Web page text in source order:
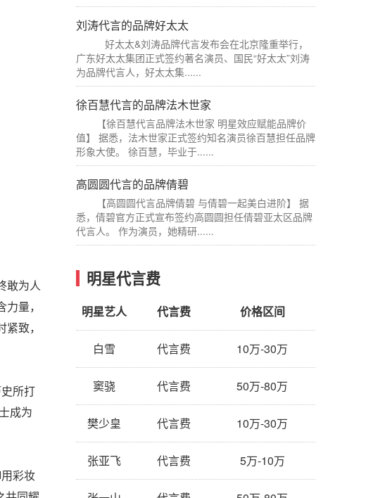
敢为人
量，
致，
所打
成为
彩妆
刘涛代言的品牌好太太
好太太&刘涛品牌代言发布会在北京隆重举行，
广东好太太集团正式签约著名演员、国民“好太太”刘涛
为品牌代言人，好太太集......
徐百慧代言的品牌法木世家
【徐百慧代言品牌法木世家 明星效应赋能品牌价
值】 据悉，法木世家正式签约知名演员徐百慧担任品牌
形象大使。 徐百慧，毕业于......
高圆圆代言的品牌倩碧
【高圆圆代言品牌倩碧 与倩碧一起美白进阶】 据
悉，倩碧官方正式宣布签约高圆圆担任倩碧亚太区品牌
代言人。 作为演员，她精研......
明星代言费
明星艺人 代言费 价格区间
白雪 代言费 10万-30万
窦骁 代言费 50万-80万
樊少皇 代言费 10万-30万
张亚飞 代言费 5万-10万